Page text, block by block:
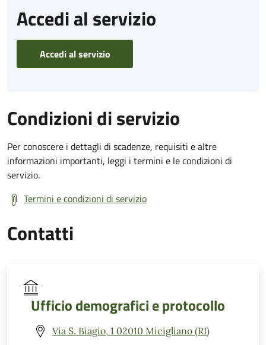
Accedi al servizio
Accedi al servizio
Condizioni di servizio
Per conoscere i dettagli di scadenze, requisiti e altre
informazioni importanti, leggi i termini e le condizioni di
servizio.
Termini e condizioni di servizio
Contatti
Ufficio demografici e protocollo
Via S. Biagio, 1 02010 Micigliano (RI)